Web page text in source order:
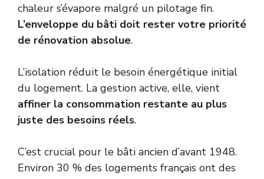
chaleur s’évapore malgré un pilotage fin.
L’enveloppe du bâti doit rester votre priorité
de rénovation absolue.
L’isolation réduit le besoin énergétique initial
du logement. La gestion active, elle, vient
affiner la consommation restante au plus
juste des besoins réels.
C’est crucial pour le bâti ancien d’avant 1948.
Environ 30 % des logements français ont des